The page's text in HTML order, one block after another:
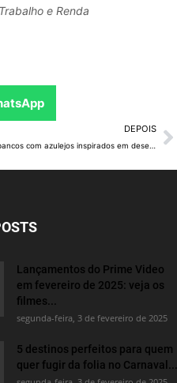
e Renda
DEPOIS
Água Mineral ganha bancos com azulejos inspirados em desenhos de estudantes
Lançamentos do Prime Video
em fevereiro de 2025: veja os
filmes...
segunda-feira, 3 de fevereiro de 2025
5 destinos perfeitos para quem
quer fugir da folia no Carnaval...